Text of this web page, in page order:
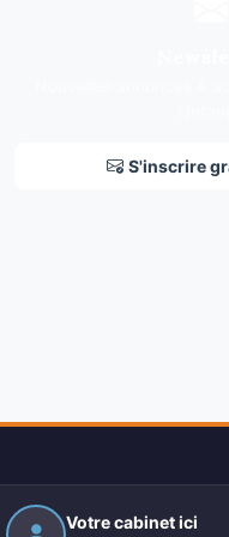
S'inscrire
Votre cabinet ici